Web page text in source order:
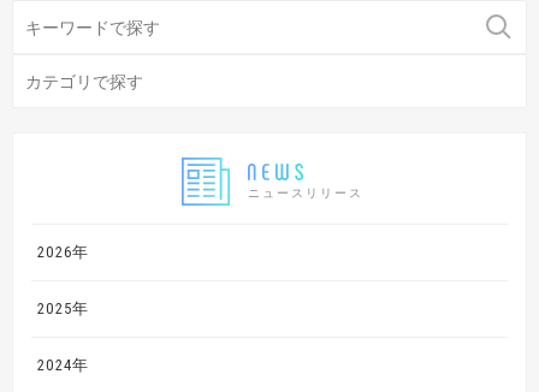
ニュースリリース
2026年
2025年
2024年